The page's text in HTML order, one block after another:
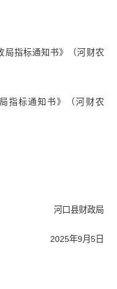
局指标通知书》（河财农
标通知书》（河财农
河口县财政局
2025年9月5日